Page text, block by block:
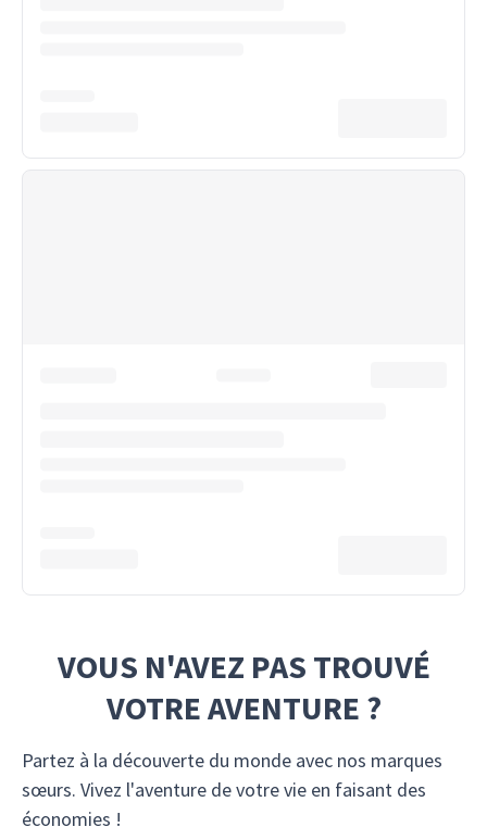
VOUS N'AVEZ PAS TROUVÉ
VOTRE AVENTURE ?
Partez à la découverte du monde avec nos marques
sœurs. Vivez l'aventure de votre vie en faisant des
économies !